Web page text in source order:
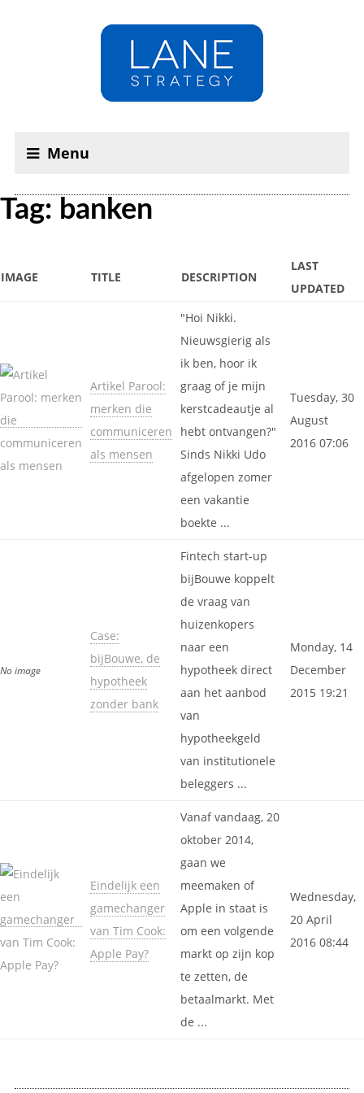
Menu
Tag: banken
IMAGE TITLE DESCRIPTION
LAST
UPDATED
Artikel Parool:
merken die
communiceren
als mensen
"Hoi Nikki.
Nieuwsgierig als
ik ben, hoor ik
graag of je mijn
kerstcadeautje al
hebt ontvangen?"
Sinds Nikki Udo
afgelopen zomer
een vakantie
boekte ...
Tuesday, 30
August
2016 07:06
No image
Case:
bijBouwe, de
hypotheek
zonder bank
Fintech start-up
bijBouwe koppelt
de vraag van
huizenkopers
naar een
hypotheek direct
aan het aanbod
van
hypotheekgeld
van institutionele
beleggers ...
Monday, 14
December
2015 19:21
Eindelijk een
gamechanger
van Tim Cook:
Apple Pay?
Vanaf vandaag, 20
oktober 2014,
gaan we
meemaken of
Apple in staat is
om een volgende
markt op zijn kop
te zetten, de
betaalmarkt. Met
de ...
Wednesday,
20 April
2016 08:44